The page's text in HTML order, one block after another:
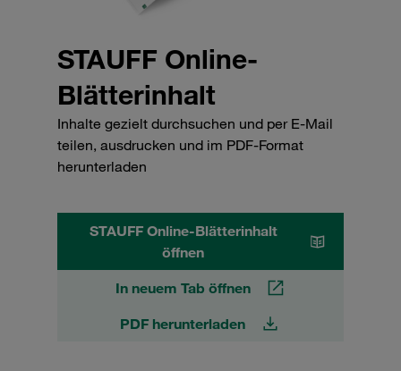
STAUFF Online-
Blätterinhalt
Inhalte gezielt durchsuchen und per E-Mail
teilen, ausdrucken und im PDF-Format
herunterladen
STAUFF Online-Blätterinhalt
öffnen
In neuem Tab öffnen
PDF herunterladen